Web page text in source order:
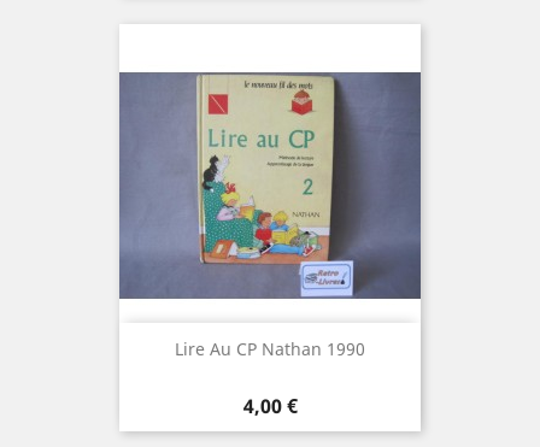
Lire Au CP Nathan 1990
Prix
4,00 €